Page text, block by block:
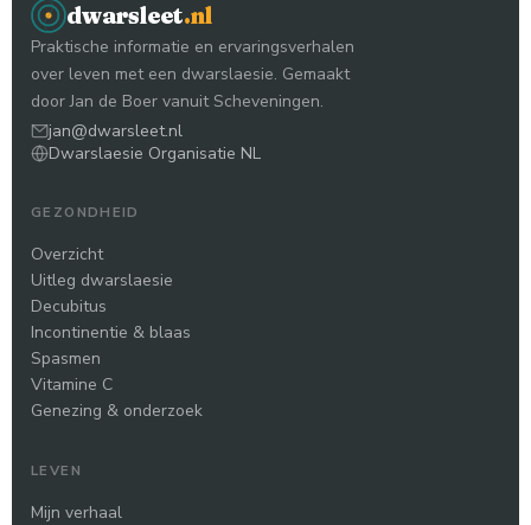
dwarsleet.nl
Praktische informatie en ervaringsverhalen
over leven met een dwarslaesie. Gemaakt
door Jan de Boer vanuit Scheveningen.
jan@dwarsleet.nl
Dwarslaesie Organisatie NL
GEZONDHEID
Overzicht
Uitleg dwarslaesie
Decubitus
Incontinentie & blaas
Spasmen
Vitamine C
Genezing & onderzoek
LEVEN
Mijn verhaal